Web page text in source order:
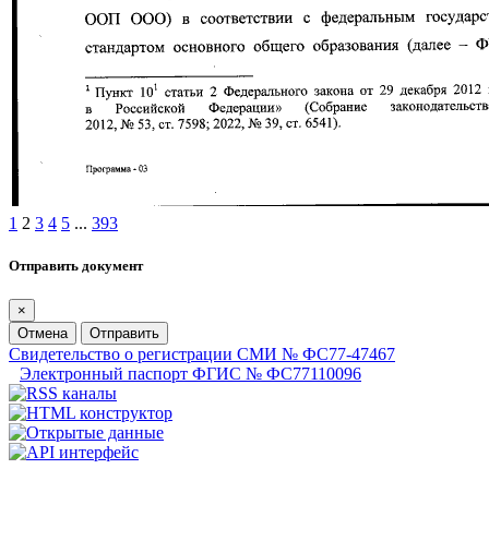
1 2 3 4 5 ... 393
Отправить документ
×
Отмена
Отправить
Свидетельство о регистрации СМИ № ФС77-47467
Электронный паспорт ФГИС № ФС77110096